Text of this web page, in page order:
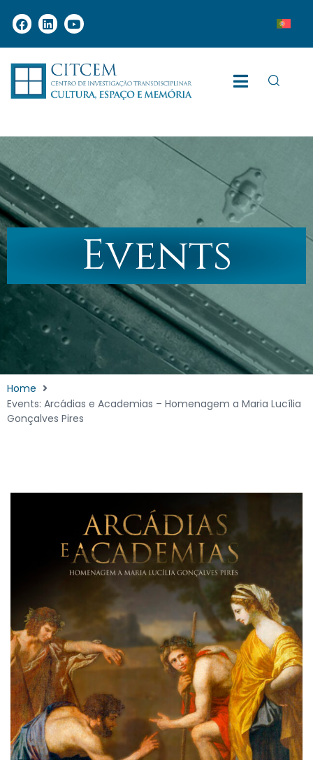
Events
Home
Events: Arcádias e Academias – Homenagem a Maria Lucília
Gonçalves Pires